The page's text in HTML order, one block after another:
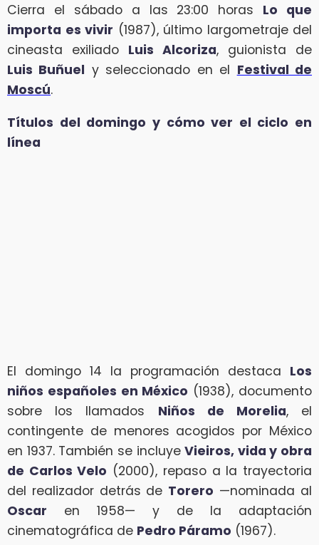
Cierra el sábado a las 23:00 horas Lo que
importa es vivir (1987), último largometraje del
cineasta exiliado Luis Alcoriza, guionista de
Luis Buñuel y seleccionado en el Festival de
Moscú.
Títulos del domingo y cómo ver el ciclo en
línea
El domingo 14 la programación destaca Los
niños españoles en México (1938), documento
sobre los llamados Niños de Morelia, el
contingente de menores acogidos por México
en 1937. También se incluyeVieiros, vida y obra
de Carlos Velo (2000), repaso a la trayectoria
del realizador detrás de Torero —nominada al
Oscar en 1958— y de la adaptación
cinematográfica de Pedro Páramo (1967).